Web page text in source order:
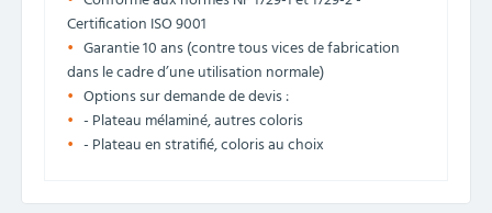
Certification ISO 9001
Garantie 10 ans (contre tous vices de fabrication
dans le cadre d’une utilisation normale)
Options sur demande de devis :
- Plateau mélaminé, autres coloris
- Plateau en stratifié, coloris au choix